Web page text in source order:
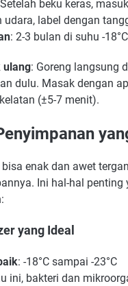
beku keras,
udara, label dengan
: 2-3 bulan di suhu -18°C
ulang: Goreng langsung
dulu. Masak dengan
(±5-7 menit).
enak dan awet
Ini hal-hal penting
yang Ideal
: -18°C sampai -23°C
ini, bakteri dan